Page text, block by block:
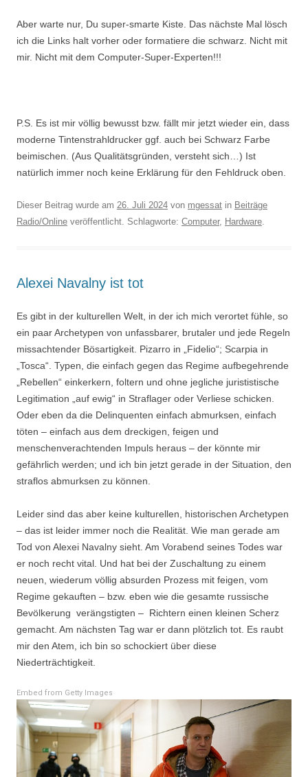
Aber warte nur, Du super-smarte Kiste. Das nächste Mal lösch
ich die Links halt vorher oder formatiere die schwarz. Nicht mit
mir. Nicht mit dem Computer-Super-Experten!!!
P.S. Es ist mir völlig bewusst bzw. fällt mir jetzt wieder ein, dass
moderne Tintenstrahldrucker ggf. auch bei Schwarz Farbe
beimischen. (Aus Qualitätsgründen, versteht sich…) Ist
natürlich immer noch keine Erklärung für den Fehldruck oben.
Dieser Beitrag wurde am 26. Juli 2024 von mgessat in Beiträge
Radio/Online veröffentlicht. Schlagworte: Computer, Hardware
Alexei Navalny ist tot
Es gibt in der kulturellen Welt, in der ich mich verortet fühle, so
ein paar Archetypen von unfassbarer, brutaler und jede Regeln
missachtender Bösartigkeit. Pizarro in „Fidelio“; Scarpia in
„Tosca“. Typen, die einfach gegen das Regime aufbegehrende
„Rebellen“ einkerkern, foltern und ohne jegliche jurististische
Legitimation „auf ewig“ in Straflager oder Verliese schicken.
Oder eben da die Delinquenten einfach abmurksen, einfach
töten – einfach aus dem dreckigen, feigen und
menschenverachtenden Impuls heraus – der könnte mir
gefährlich werden; und ich bin jetzt gerade in der Situation, den
straflos abmurksen zu können.
Leider sind das aber keine kulturellen, historischen Archetypen
– das ist leider immer noch die Realität. Wie man gerade am
Tod von Alexei Navalny sieht. Am Vorabend seines Todes war
er noch recht vital. Und hat bei der Zuschaltung zu einem
neuen, wiederum völlig absurden Prozess mit feigen, vom
Regime gekauften – bzw. eben wie die gesamte russische
Bevölkerung verängstigten – Richtern einen kleinen Scherz
gemacht. Am nächsten Tag war er dann plötzlich tot. Es raubt
mir den Atem, ich bin so schockiert über diese
Niederträchtigkeit.
Embed from Getty Images